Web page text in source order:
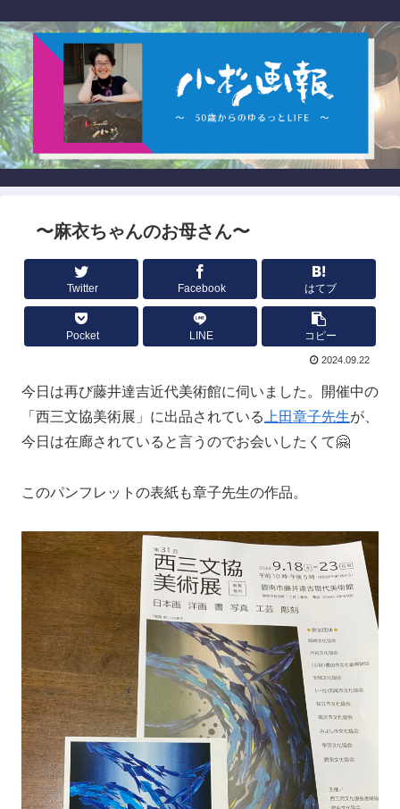
〜麻衣ちゃんのお母さん〜
Twitter Facebook はてブ
Pocket LINE コピー
2024.09.22
今日は再び藤井達吉近代美術館に伺いました。開催中の
「西三文協美術展」に出品されている 上田章子先生が、
今日は在廊されていると言うのでお会いしたくて🤗
このパンフレットの表紙も章子先生の作品。